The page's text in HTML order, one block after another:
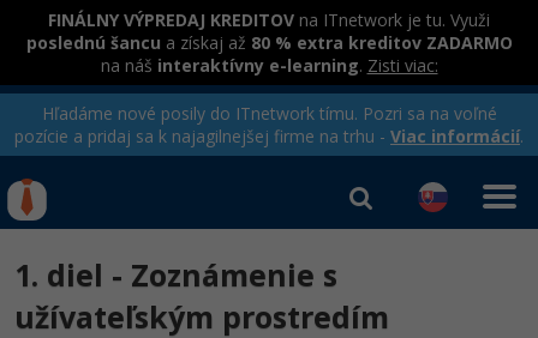
FINÁLNY VÝPREDAJ KREDITOV na ITnetwork je tu. Využi
poslednú šancu a získaj až 80 % extra kreditov ZADARMO
na náš interaktívny e-learning. Zisti viac:
Hľadáme nové posily do ITnetwork tímu. Pozri sa na voľné
pozície a pridaj sa k najagilnejšej firme na trhu - Viac informácií.
Rekvalifikačné kurzy
hradené úradom práce
Prihlásiť sa Registrovať
1. diel - Zoznámenie s
užívateľským prostredím